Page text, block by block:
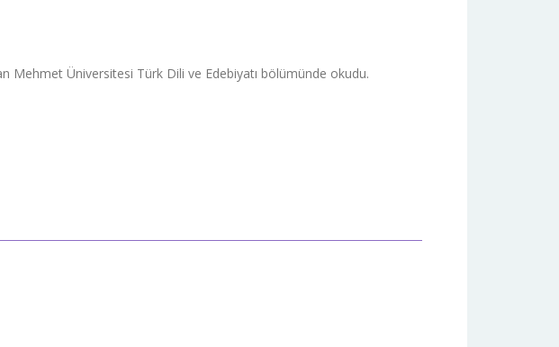
Mehmet Üniversitesi Türk Dili ve Edebiyatı bölümünde okudu.